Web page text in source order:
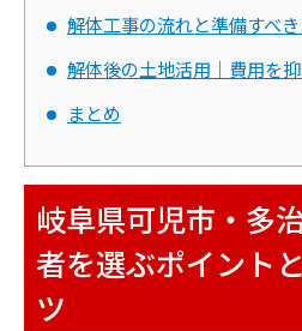
解体工事の流れと準備すべ
解体後の土地活用｜費用を
まとめ
岐阜県可児市・多
者を選ぶポイント
ツ